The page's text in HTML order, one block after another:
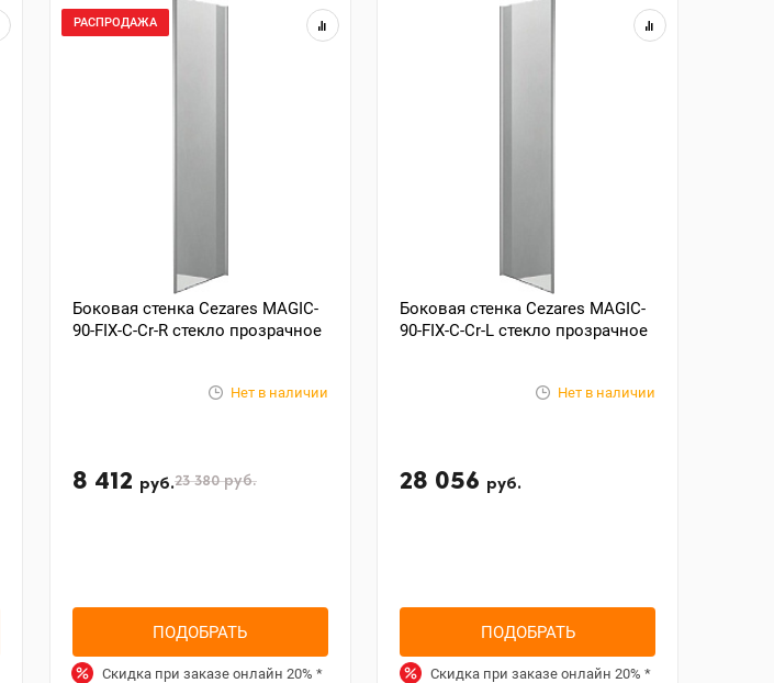
РАСПРОДАЖА
Боковая стенка Cezares MAGIC-
90-FIX-C-Cr-R стекло прозрачное
Нет в наличии
8 412 руб.23 380руб.
ПОДОБРАТЬ
Скидка при заказе онлайн20%*
Боковая стенка Cezares MAGIC-
90-FIX-C-Cr-L стекло прозрачное
Нет в наличии
28 056 руб.
ПОДОБРАТЬ
Скидка при заказе онлайн 20% *